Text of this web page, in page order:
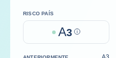
RISCO PAÍS
A3 Help